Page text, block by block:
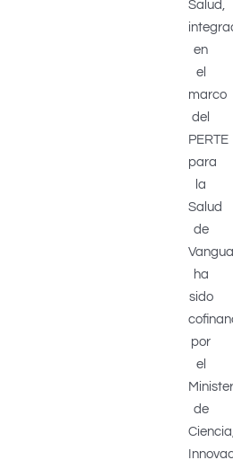
Salud,
en
el
marco
del
PERTE
para
la
Salud
de
ha
sido
por
el
de
Ciencia,